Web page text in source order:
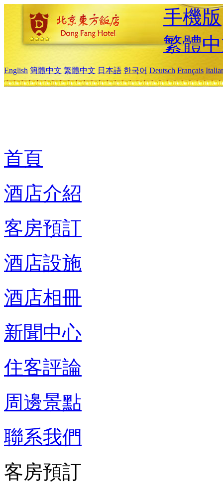
手機版
繁體
English 簡體中文 繁體中文 日本語 한국어 Deutsch Français
首頁
酒店介紹
客房預訂
酒店設施
酒店相冊
新聞中心
住客評論
周邊景點
聯系我們
客房預訂